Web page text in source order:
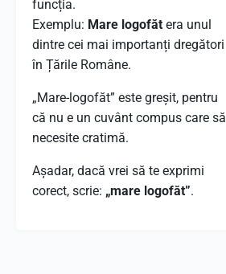
funcția.
Exemplu: Mare logofăt era unul
dintre cei mai importanți dregători
în Țările Române.
„Mare-logofăt” este greșit, pentru
că nu e un cuvânt compus care să
necesite cratimă.
Așadar, dacă vrei să te exprimi
corect, scrie: „mare logofăt”.